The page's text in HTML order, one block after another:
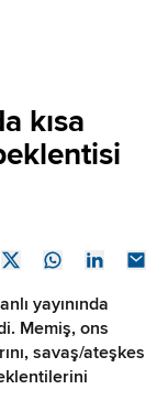
kısa
yayınında
Memiş, ons
savaş/ateşkes